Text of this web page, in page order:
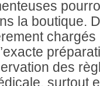
la boutique.
des
surtout